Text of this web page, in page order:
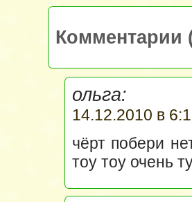
Комментарии
ольга:
14.12.2010 в
чёрт побери
тоу тоу очень